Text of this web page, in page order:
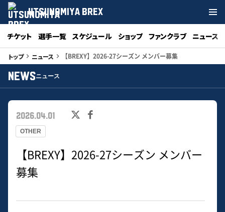
UTSUNOMIYA BREX
チケット 選手一覧 スケジュール ショップ ファンクラブ ニュース
トップkeyboard_arrow_right ニュース keyboard_arrow_right 【BREXY】2026-27シーズン メンバー募集
NEWSニュース
OTHER
2026.04.01
【BREXY】2026-27シーズン メンバー
募集